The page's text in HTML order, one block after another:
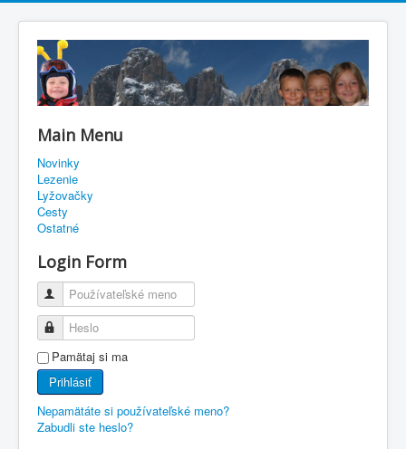
Main Menu
Novinky
Lezenie
Lyžovačky
Cesty
Ostatné
Login Form
Používateľské meno
Heslo
Pamätaj si ma
Prihlásiť
Nepamätáte si používateľské meno?
Zabudli ste heslo?